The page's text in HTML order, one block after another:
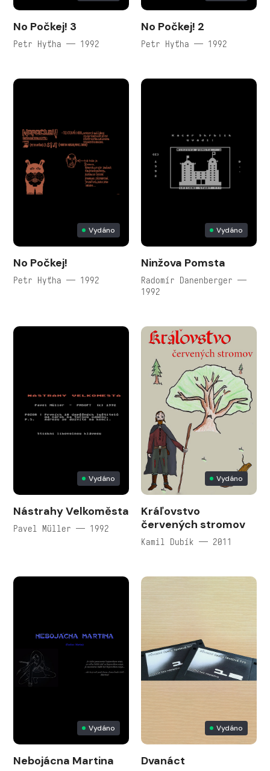
No Počkej! 3
Petr Hyťha — 1992
No Počkej! 2
Petr Hyťha — 1992
Vydáno
No Počkej!
Petr Hyťha — 1992
Vydáno
Ninžova Pomsta
Radomír Danenberger —
1992
Vydáno
Nástrahy Velkoměsta
Pavel Müller — 1992
Vydáno
Kráľovstvo
červených stromov
Kamil Dubík — 2011
Vydáno
Nebojácna Martina
Vydáno
Dvanáct